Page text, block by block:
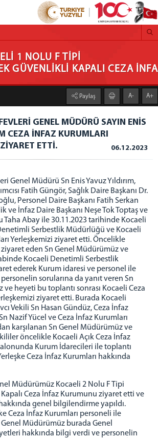
F TİPİ YÜKSEK GÜVENLİKLİ
İNFAZ KURUMU
1 NOLU F TİPİ
GÜVENLİKLİ KAPALI CEZA
Paylaş A- A+
GENEL MÜDÜRÜ SAYIN ENİS
CEZA İNFAZ KURUMLARI
ETTİ.
06.12.2023
Genel Müdürü Sn Enis Yavuz Yıldırım,
Fatih Güngör, Sağlık Daire Başkanı Dr.
Personel Daire Başkanı Fatih Serkan
ve İnfaz Daire Başkanı Neşe Tok Toptaş ve
Taha Abay ile 30.11.2023 tarihinde Kocaeli
Serbestlik Müdürlüğü ve Kocaeli
Yerleşkemizi ziyaret etti. Öncelikle
eden Sn Genel Müdürümüz ve
Kocaeli Denetimli Serbestlik
ederek Kurum idaresi ve personel ile
sorularına da yanıt veren Sn
heyeti bu toplantı sonrası Kocaeli Ceza
ziyaret etti. Burada Kocaeli
Vekili Sn Hasan Gündüz, Ceza İnfaz
Sn Nazif Yücel ve Ceza İnfaz Kurumları
karşılanan Sn Genel Müdürümüz ve
öncelikle Kocaeli Açık Ceza İnfaz
Kurum İdarecileri ile toplantı
Ceza İnfaz Kurumları hakkında
Müdürümüz Kocaeli 2 Nolu F Tipi
Ceza İnfaz Kurumunu ziyaret etti ve
genel bilgilendirme yapıldı.
Ceza İnfaz Kurumları personeli ile
Müdürümüz burada Genel
hakkında bilgi verdi ve personelin